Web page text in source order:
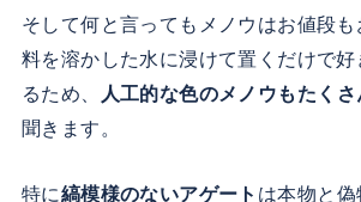
そして何と言ってもメノウはお値段
料を溶かした水に浸けて置くだけで
るため、
人工的な色のメノウもたく
聞きます。
特に縞模様のないアゲート は本物と